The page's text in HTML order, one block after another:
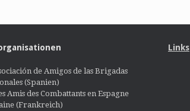
de Amigos de las Brigadas
(Spanien)
Amis des Combattants en Espagne
(Frankreich)
Links